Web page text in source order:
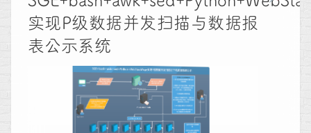
实现P级数据并发扫描与数据报
表公示系统